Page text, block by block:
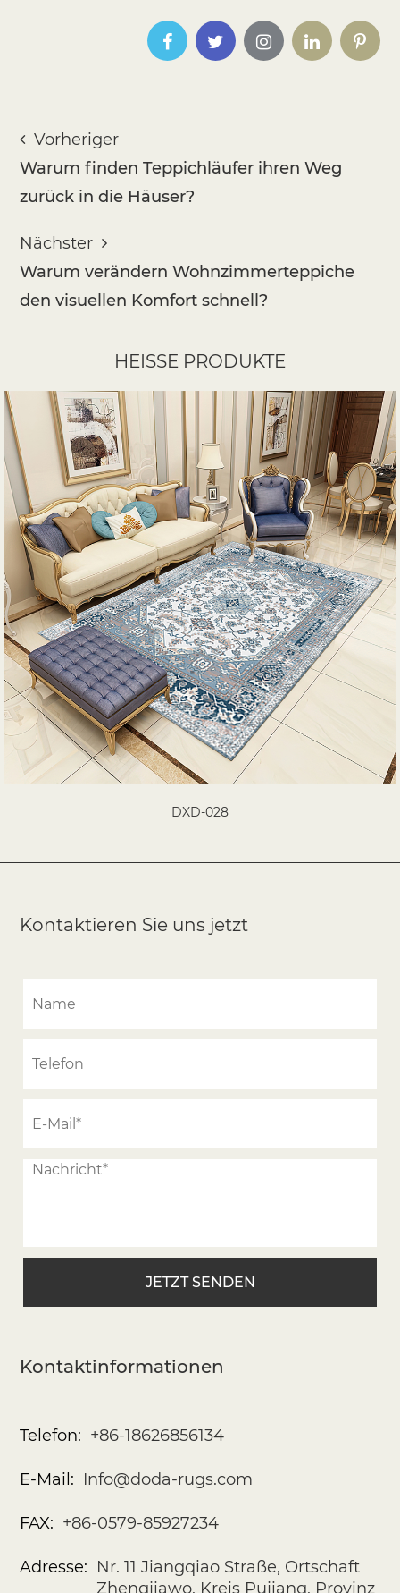
Vorheriger
Warum finden Teppichläufer ihren Weg
zurück in die Häuser?
Nächster
Warum verändern Wohnzimmerteppiche
den visuellen Komfort schnell?
HEISSE PRODUKTE
DXD-028
Kontaktieren Sie uns jetzt
Kontaktinformationen
Telefon: +86-18626856134
E-Mail: Info@doda-rugs.com
FAX: +86-0579-85927234
Adresse: Nr. 11 Jiangqiao Straße, Ortschaft
Zhengjiawo, Kreis Pujiang, Provinz